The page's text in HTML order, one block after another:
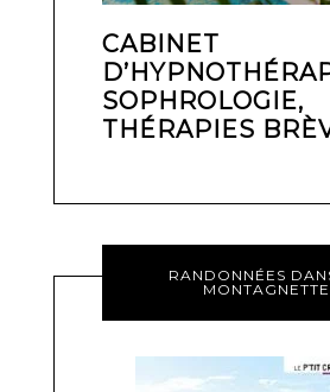
CABINET
SOPHROLOGIE,
THÉRAPIES
RANDONNÉES
MONTAGNETTE